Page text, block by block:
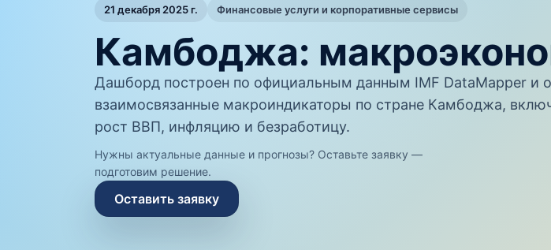
21 декабря 2025 г. Финансовые услуги и корпоративные сервисы
Камбоджа:
Дашборд построен по официальным данным IMF DataMapper и
взаимосвязанные макроиндикаторы по стране Камбоджа,
рост ВВП, инфляцию и безработицу.
Нужны актуальные данные и прогнозы? Оставьте заявку —
подготовим решение.
Оставить заявку